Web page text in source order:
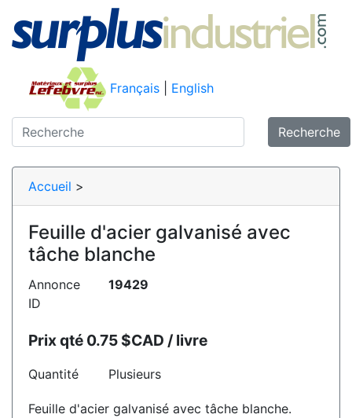
Français English
Recherche
Accueil >
Feuille d'acier galvanisé avec
tâche blanche
Annonce
ID
19429
Prix qté 0.75 $CAD / livre
Quantité Plusieurs
Feuille d'acier galvanisé avec tâche blanche.